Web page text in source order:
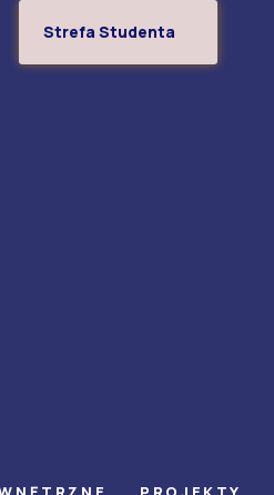
Strefa Studenta